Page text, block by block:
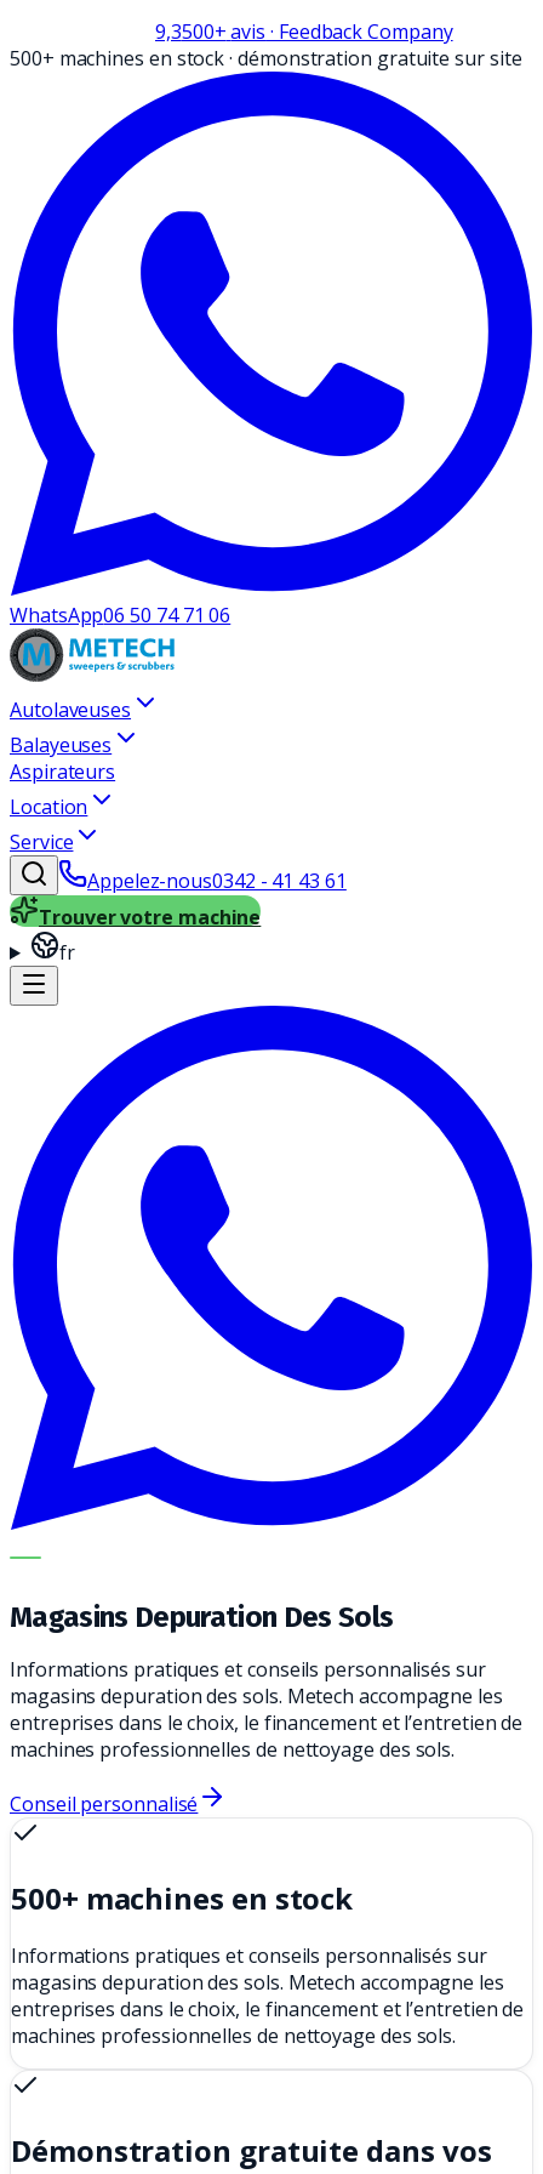
9,3500+avis · Feedback Company
500+ machines en stock·démonstration gratuite sur site
WhatsApp06 50 74 71 06
Autolaveuses
Balayeuses
Aspirateurs
Location
Service
Appelez-nous0342 - 41 43 61
Trouver votre machine
fr
METECH
Magasins Depuration Des Sols
Informations pratiques et conseils personnalisés sur
magasins depuration des sols. Metech accompagne les
entreprises dans le choix, le financement et l’entretien de
machines professionnelles de nettoyage des sols.
Conseil personnalisé
500+ machines en stock
Informations pratiques et conseils personnalisés sur
magasins depuration des sols. Metech accompagne les
entreprises dans le choix, le financement et l’entretien de
machines professionnelles de nettoyage des sols.
Démonstration gratuite dans vos